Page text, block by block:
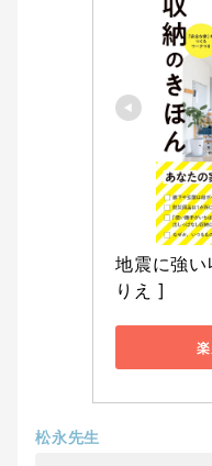
地震に強
りえ ]
松永先生